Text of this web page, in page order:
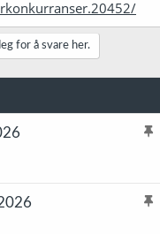
for å svare her.
K
tK